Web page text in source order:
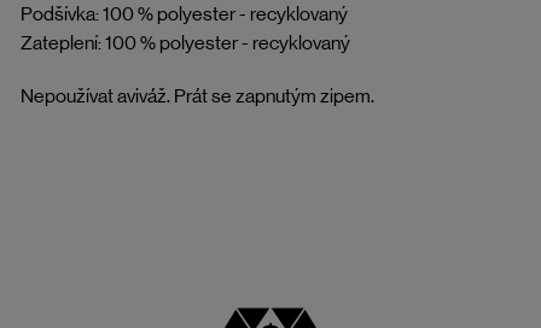
Podšívka: 100 % polyester - recyklovaný
Zateplení: 100 % polyester - recyklovaný
Nepoužívat aviváž. Prát se zapnutým zipem.